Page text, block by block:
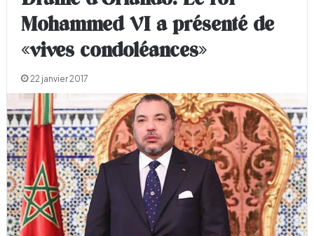
Mohammed VI a présenté de
«vives condoléances»
22 janvier 2017